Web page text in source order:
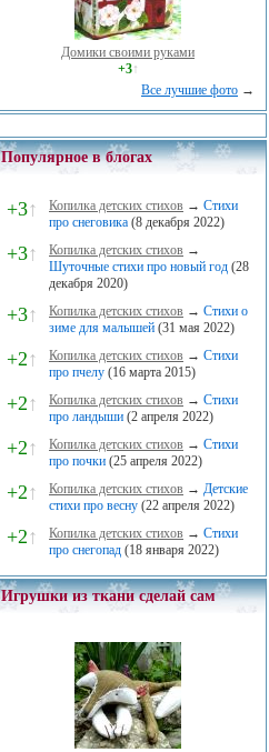
Домики своими руками
+3↑
Все лучшие фото →
Популярное в блогах
+3↑ Копилка детских стихов → Стихи
про снеговика (8 декабря 2022)
+3↑ Копилка детских стихов →
Шуточные стихи про новый год (28
декабря 2020)
+3↑ Копилка детских стихов → Стихи о
зиме для малышей (31 мая 2022)
+2↑ Копилка детских стихов → Стихи
про пчелу (16 марта 2015)
+2↑ Копилка детских стихов → Стихи
про ландыши (2 апреля 2022)
+2↑ Копилка детских стихов → Стихи
про почки (25 апреля 2022)
+2↑ Копилка детских стихов → Детские
стихи про весну (22 апреля 2022)
+2↑ Копилка детских стихов → Стихи
про снегопад (18 января 2022)
Игрушки из ткани сделай сам